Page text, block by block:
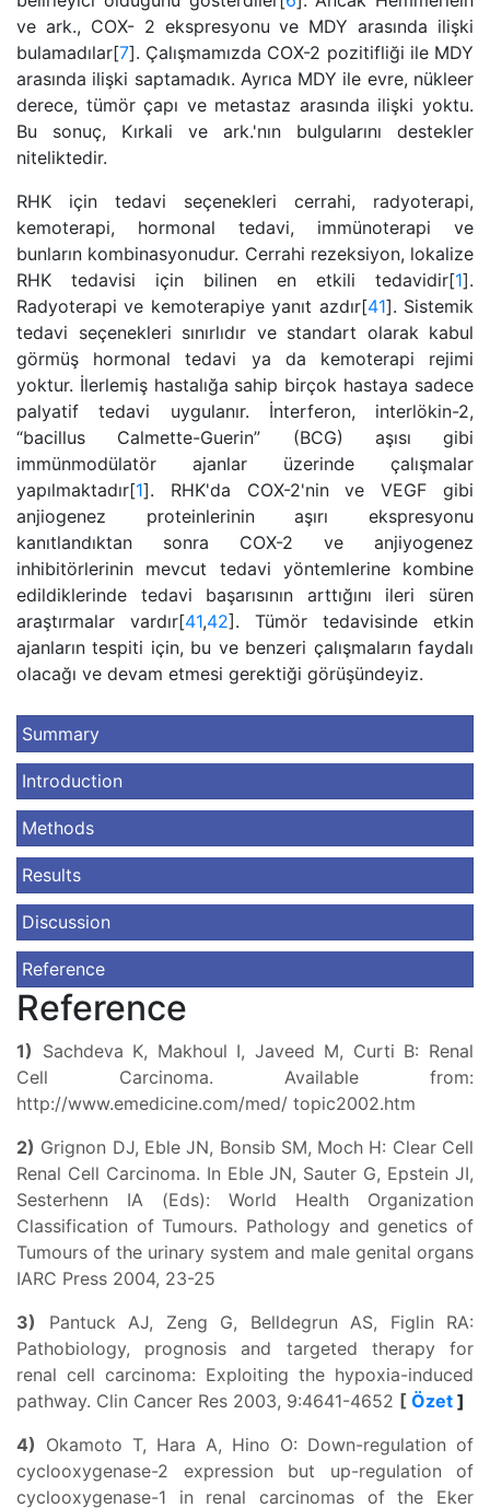
ve ark., COX- 2 ekspresyonu ve MDY arasında ilişki
bulamadılar[7]. Çalışmamızda COX-2 pozitifliği ile MDY
arasında ilişki saptamadık. Ayrıca MDY ile evre, nükleer
derece, tümör çapı ve metastaz arasında ilişki yoktu.
Bu sonuç, Kırkali ve ark.'nın bulgularını destekler
niteliktedir.
RHK için tedavi seçenekleri cerrahi, radyoterapi,
kemoterapi, hormonal tedavi, immünoterapi ve
bunların kombinasyonudur. Cerrahi rezeksiyon, lokalize
RHK tedavisi için bilinen en etkili tedavidir[1].
Radyoterapi ve kemoterapiye yanıt azdır[41]. Sistemik
tedavi seçenekleri sınırlıdır ve standart olarak kabul
görmüş hormonal tedavi ya da kemoterapi rejimi
yoktur. İlerlemiş hastalığa sahip birçok hastaya sadece
palyatif tedavi uygulanır. İnterferon, interlökin-2,
“bacillus Calmette-Guerin” (BCG) aşısı gibi
immünmodülatör ajanlar üzerinde çalışmalar
yapılmaktadır[1]. RHK'da COX-2'nin ve VEGF gibi
anjiogenez proteinlerinin aşırı ekspresyonu
kanıtlandıktan sonra COX-2 ve anjiyogenez
inhibitörlerinin mevcut tedavi yöntemlerine kombine
edildiklerinde tedavi başarısının arttığını ileri süren
araştırmalar vardır[41,42]. Tümör tedavisinde etkin
ajanların tespiti için, bu ve benzeri çalışmaların faydalı
olacağı ve devam etmesi gerektiği görüşündeyiz.
Summary
Introduction
Methods
Results
Discussion
Reference
Reference
1) Sachdeva K, Makhoul I, Javeed M, Curti B: Renal
Cell Carcinoma. Available from:
http://www.emedicine.com/med/ topic2002.htm
2) Grignon DJ, Eble JN, Bonsib SM, Moch H: Clear Cell
Renal Cell Carcinoma. In Eble JN, Sauter G, Epstein JI,
Sesterhenn IA (Eds): World Health Organization
Classification of Tumours. Pathology and genetics of
Tumours of the urinary system and male genital organs
IARC Press 2004, 23-25
3) Pantuck AJ, Zeng G, Belldegrun AS, Figlin RA:
Pathobiology, prognosis and targeted therapy for
renal cell carcinoma: Exploiting the hypoxia-induced
pathway. Clin Cancer Res 2003, 9:4641-4652 [ Özet ]
4) Okamoto T, Hara A, Hino O: Down-regulation of
cyclooxygenase-2 expression but up-regulation of
cyclooxygenase-1 in renal carcinomas of the Eker